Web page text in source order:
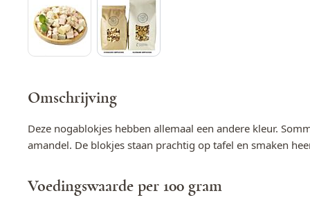
Omschrijving
Deze nogablokjes hebben allemaal een andere kleur.
amandel. De blokjes staan prachtig op tafel en smaken
Voedingswaarde per 100 gram